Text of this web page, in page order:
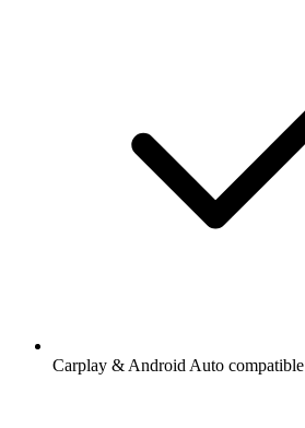
Carplay & Android Auto compatible